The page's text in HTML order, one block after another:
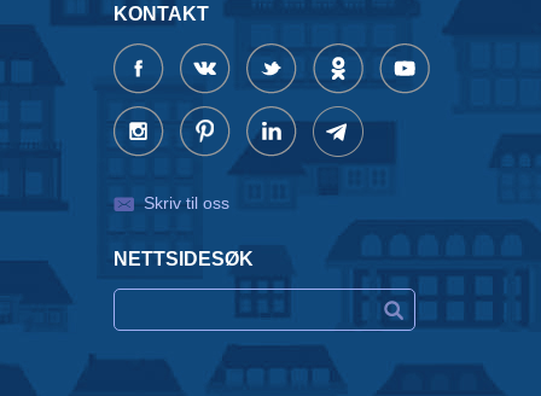
KONTAKT
Skriv til oss
NETTSIDESØK